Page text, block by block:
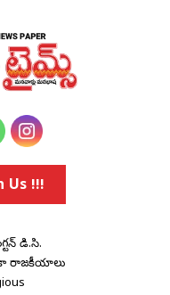
Us !!!
డి.సి.
రాజకీయాలు